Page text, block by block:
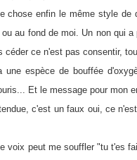
chose enfin le même style
au fond de moi. Un non qui
céder ce n'est pas consentir,
espèce de bouffée
Et le message pour mon
c'est un faux oui, ce
voix peut me souffler "tu t'es